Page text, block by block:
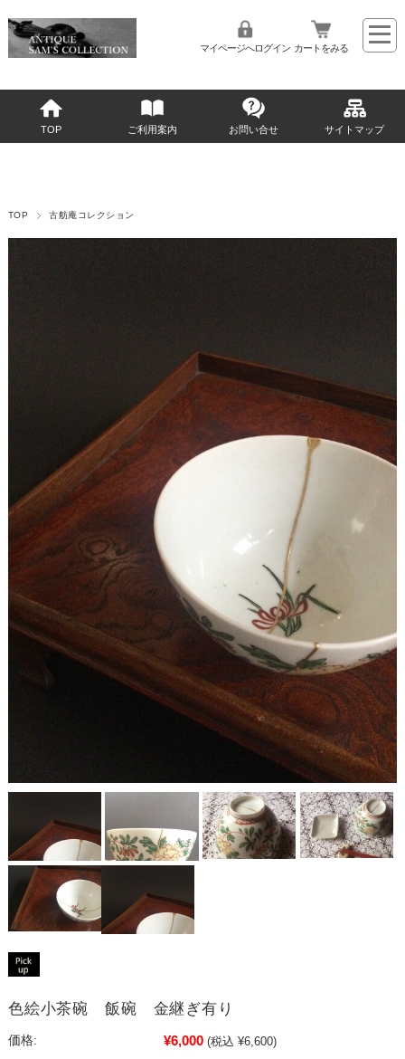
マイページへログイン カートをみる
TOP ご利用案内 お問い合せ サイトマップ
TOP 古舫庵コレクション
色絵小茶碗 飯碗 金継ぎ有り
価格: ¥6,000 (税込 ¥6,600)